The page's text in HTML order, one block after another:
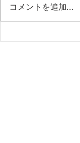
コメントを追加…